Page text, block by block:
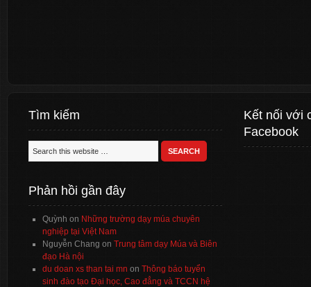
Tìm kiếm
Phản hồi gần đây
Quỳnh on Những trường dạy múa chuyên
nghiệp tại Việt Nam
Nguyễn Chang on Trung tâm dạy Múa và Biên
đạo Hà nội
du doan xs than tai mn on Thông báo tuyển
sinh đào tạo Đại học, Cao đẳng và TCCN hệ
Kết nối với
Facebook